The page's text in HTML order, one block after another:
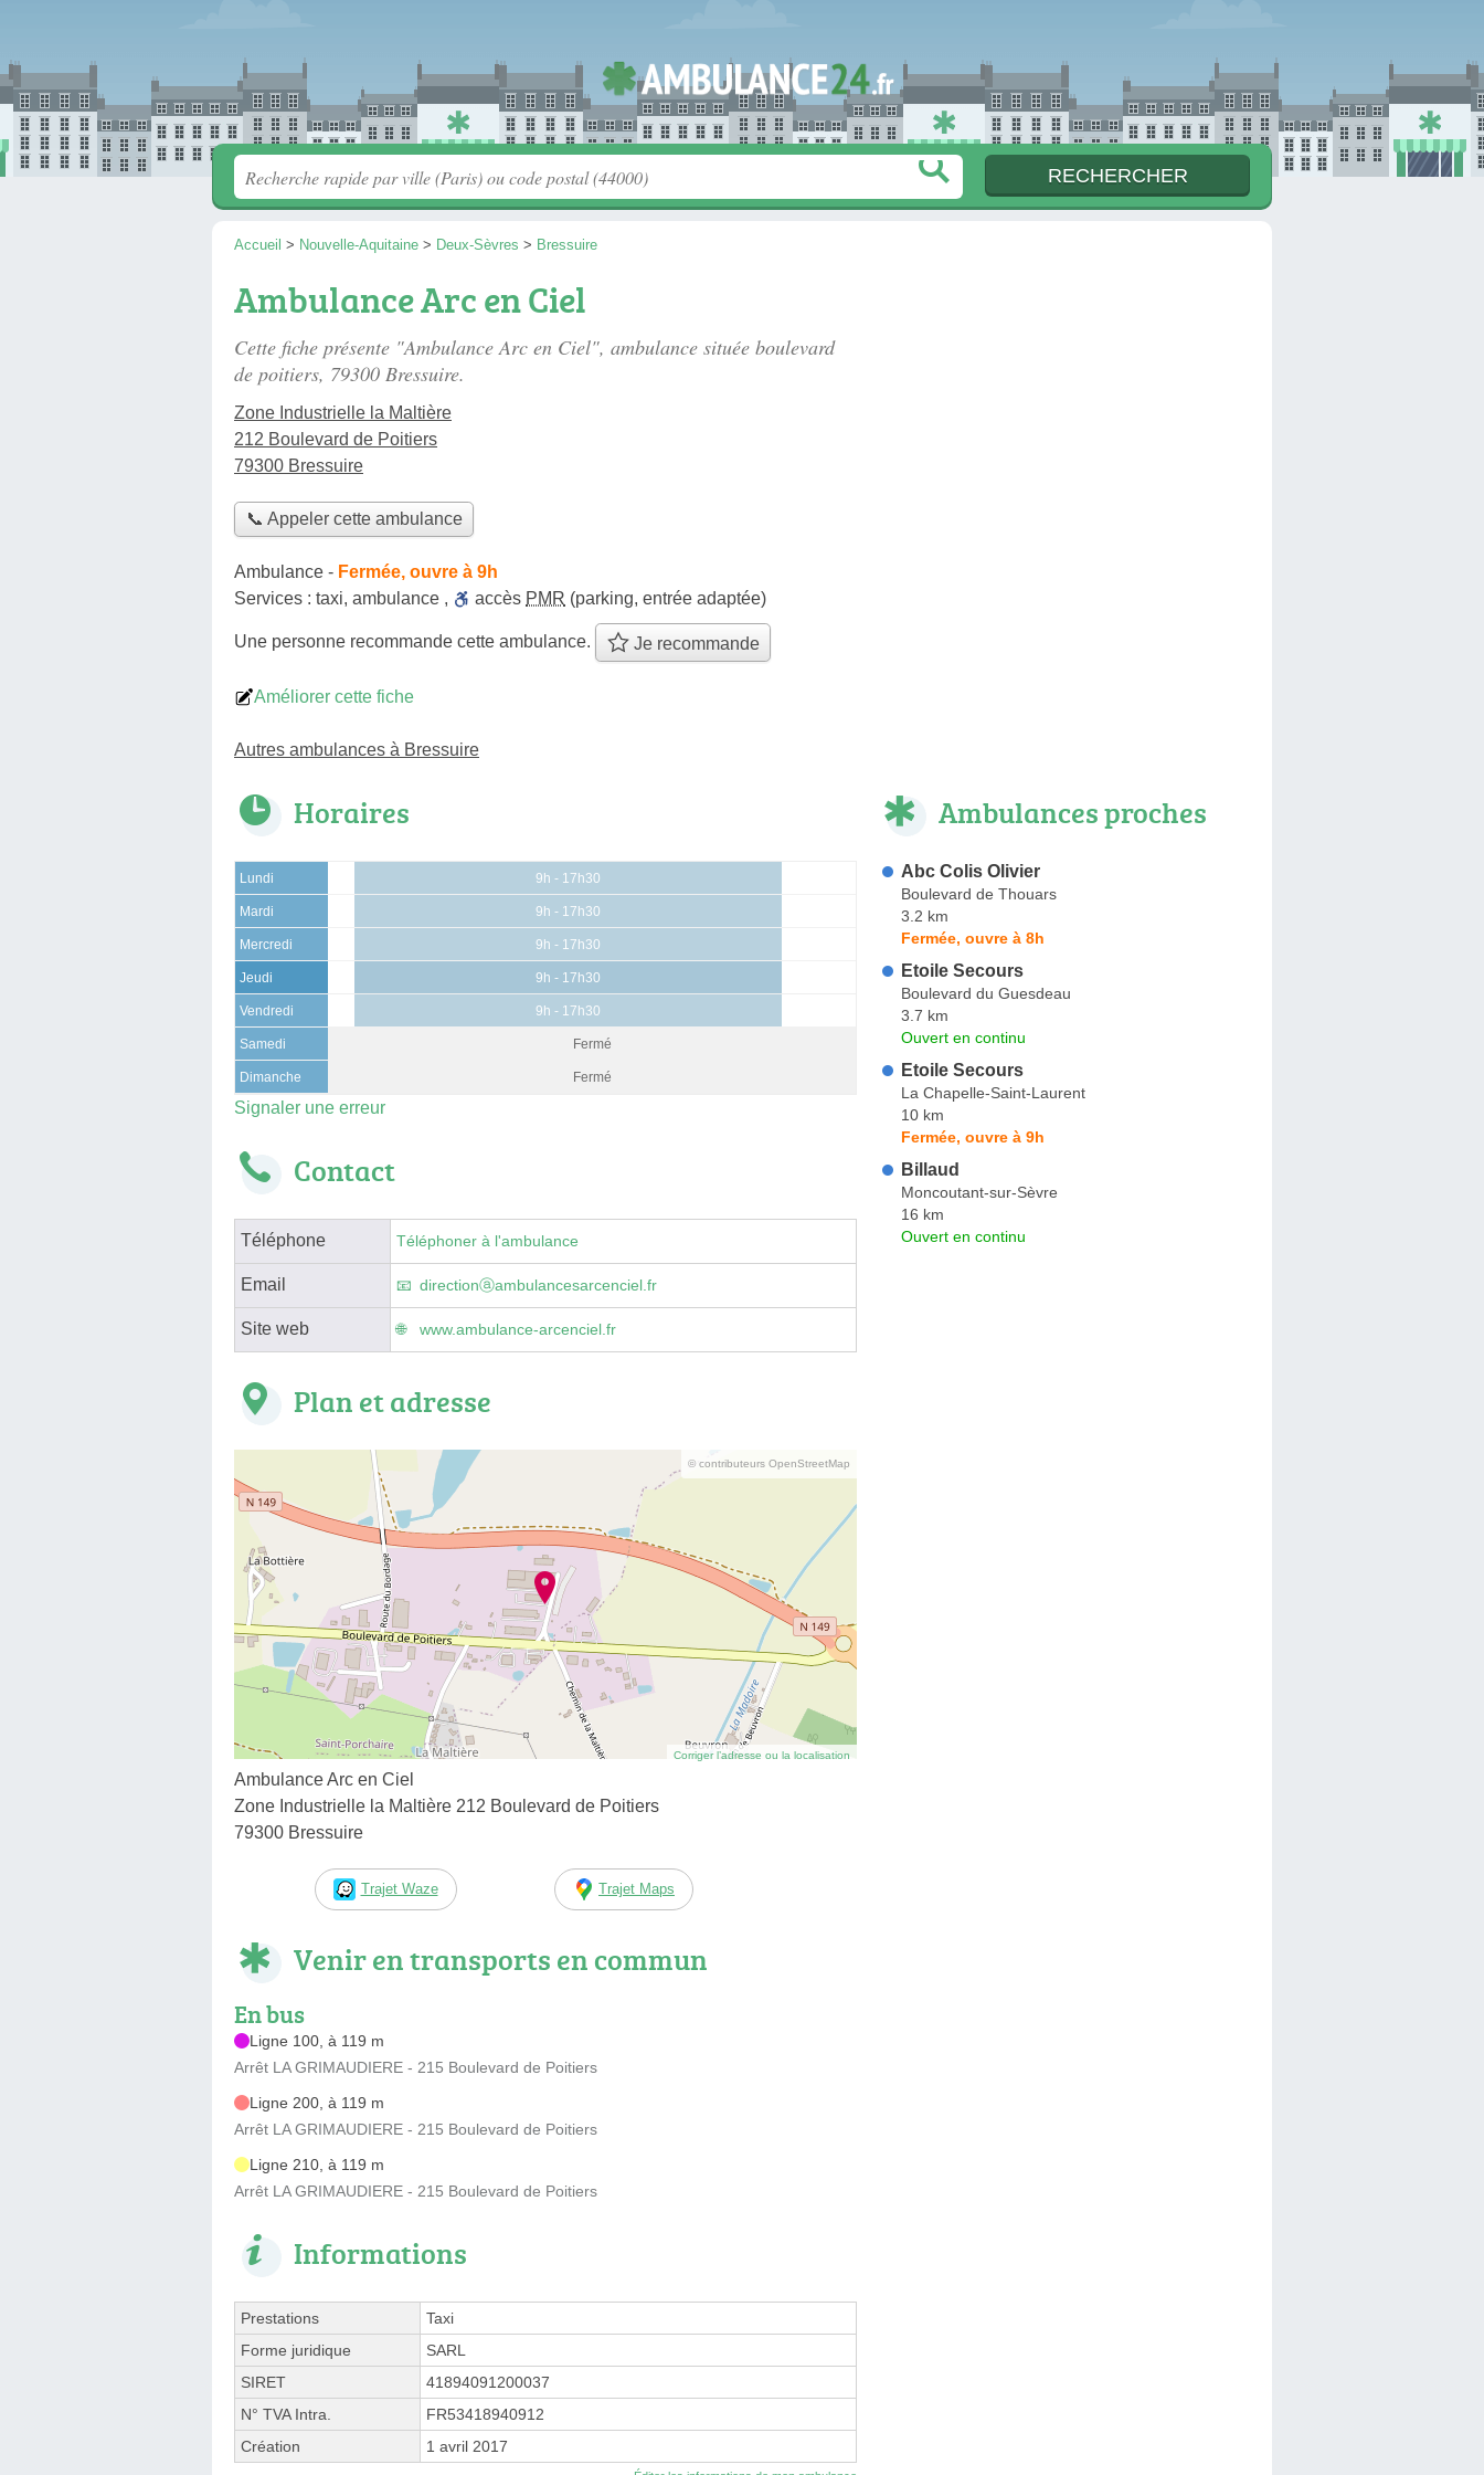
Accueil > Nouvelle-Aquitaine > Deux-Sèvres > Bressuire
Ambulance Arc en Ciel
Cette fiche présente "Ambulance Arc en Ciel", ambulance située boulevard
de poitiers, 79300 Bressuire.
Zone Industrielle la Maltière
212 Boulevard de Poitiers
79300 Bressuire
📞 Appeler cette ambulance
Ambulance - Fermée, ouvre à 9h
Services : taxi, ambulance , accès PMR (parking, entrée adaptée)
Une personne recommande cette ambulance. Je recommande
Améliorer cette fiche
Autres ambulances à Bressuire
Horaires
Lundi 9h - 17h30
Mardi 9h - 17h30
Mercredi 9h - 17h30
Jeudi 9h - 17h30
Vendredi 9h - 17h30
Samedi Fermé
Dimanche Fermé
Signaler une erreur
Contact
Téléphone Téléphoner à l'ambulance
Email directionⓐambulancesarcenciel.fr
Site web www.ambulance-arcenciel.fr
Plan et adresse
© contributeurs OpenStreetMap
Corriger l’adresse ou la localisation
Ambulance Arc en Ciel
Zone Industrielle la Maltière 212 Boulevard de Poitiers
79300 Bressuire
Trajet Waze Trajet Maps
Venir en transports en commun
En bus
Ligne 100, à 119 m
Arrêt LA GRIMAUDIERE - 215 Boulevard de Poitiers
Ligne 200, à 119 m
Arrêt LA GRIMAUDIERE - 215 Boulevard de Poitiers
Ligne 210, à 119 m
Arrêt LA GRIMAUDIERE - 215 Boulevard de Poitiers
Informations
Prestations
Taxi
Forme juridique
SARL
SIRET
41894091200037
N° TVA Intra.
FR53418940912
Création
1 avril 2017
Ambulances proches
Abc Colis Olivier
Boulevard de Thouars
3.2 km
Fermée, ouvre à 8h
Etoile Secours
Boulevard du Guesdeau
3.7 km
Ouvert en continu
Etoile Secours
La Chapelle-Saint-Laurent
10 km
Fermée, ouvre à 9h
Billaud
Moncoutant-sur-Sèvre
16 km
Ouvert en continu